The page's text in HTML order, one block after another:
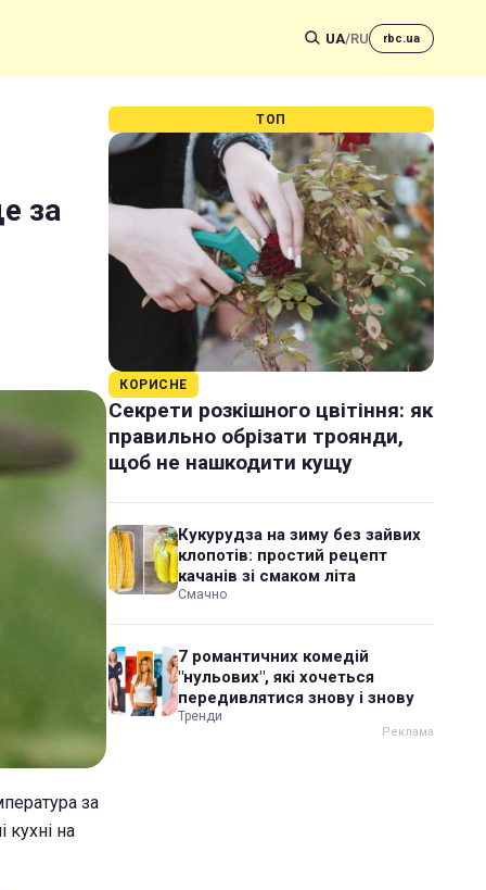
UA/RU rbc.ua
за
за
на
ТОП
КОРИСНЕ
Секрети розкішного цвітіння: як
правильно обрізати троянди,
щоб не нашкодити кущу
Кукурудза на зиму без зайвих
клопотів: простий рецепт
качанів зі смаком літа
Смачно
7 романтичних комедій
"нульових", які хочеться
передивлятися знову і знову
Тренди